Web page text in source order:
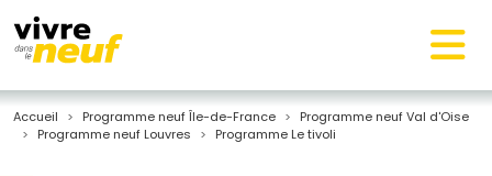
Accueil Programme neuf Île-de-France
Programme neuf Val d'Oise
Programme neuf Louvres
Programme Le tivoli